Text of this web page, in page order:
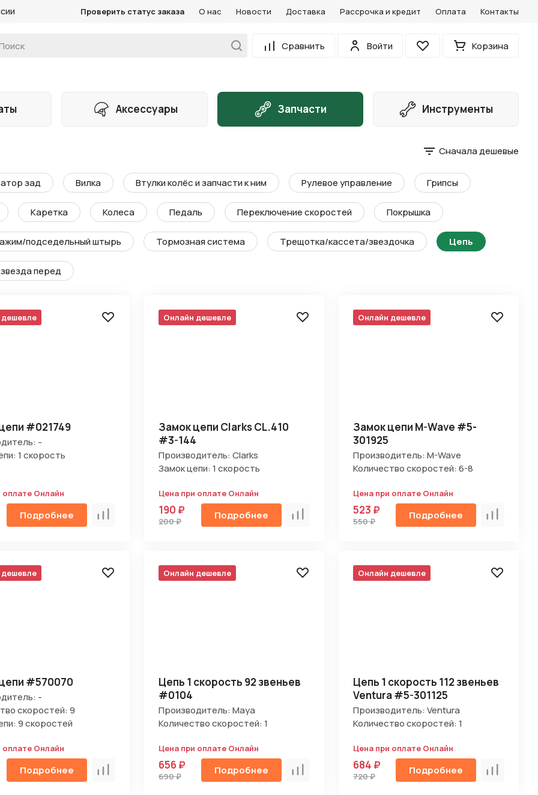
Проверить статус заказа О нас Новости Доставка Рассрочка и кредит Оплата Контакты
Сравнить
Войти
Избранное Корзина
Аксессуары Запчасти Инструменты
Сначала дешевые
зад Вилка Втулки колёс и запчасти к ним Рулевое управление Грипсы
Каретка Колеса Педаль Переключение скоростей Покрышка
подседельный штырь Тормозная система Трещотка/кассета/звездочка Цепь
перед
#021749
-
1 скорость
оплате Онлайн
Подробнее Сравнить
Онлайн дешевле
Замок цепи Clarks CL.410
#3-144
Производитель: Clarks
Замок цепи: 1 скорость
Цена при оплате Онлайн
190 ₽
200 ₽ Подробнее Сравнить
Онлайн дешевле
Замок цепи M-Wave #5-
301925
Производитель: M-Wave
Количество скоростей: 6-8
Цена при оплате Онлайн
523 ₽
550 ₽ Подробнее Сравнить
#570070
-
скоростей: 9
9 скоростей
оплате Онлайн
Подробнее Сравнить
Онлайн дешевле
Цепь 1 скорость 92 звеньев
#0104
Производитель: Maya
Количество скоростей: 1
Цена при оплате Онлайн
656 ₽
690 ₽ Подробнее Сравнить
Онлайн дешевле
Цепь 1 скорость 112 звеньев
Ventura #5-301125
Производитель: Ventura
Количество скоростей: 1
Цена при оплате Онлайн
684 ₽
720 ₽ Подробнее Сравнить